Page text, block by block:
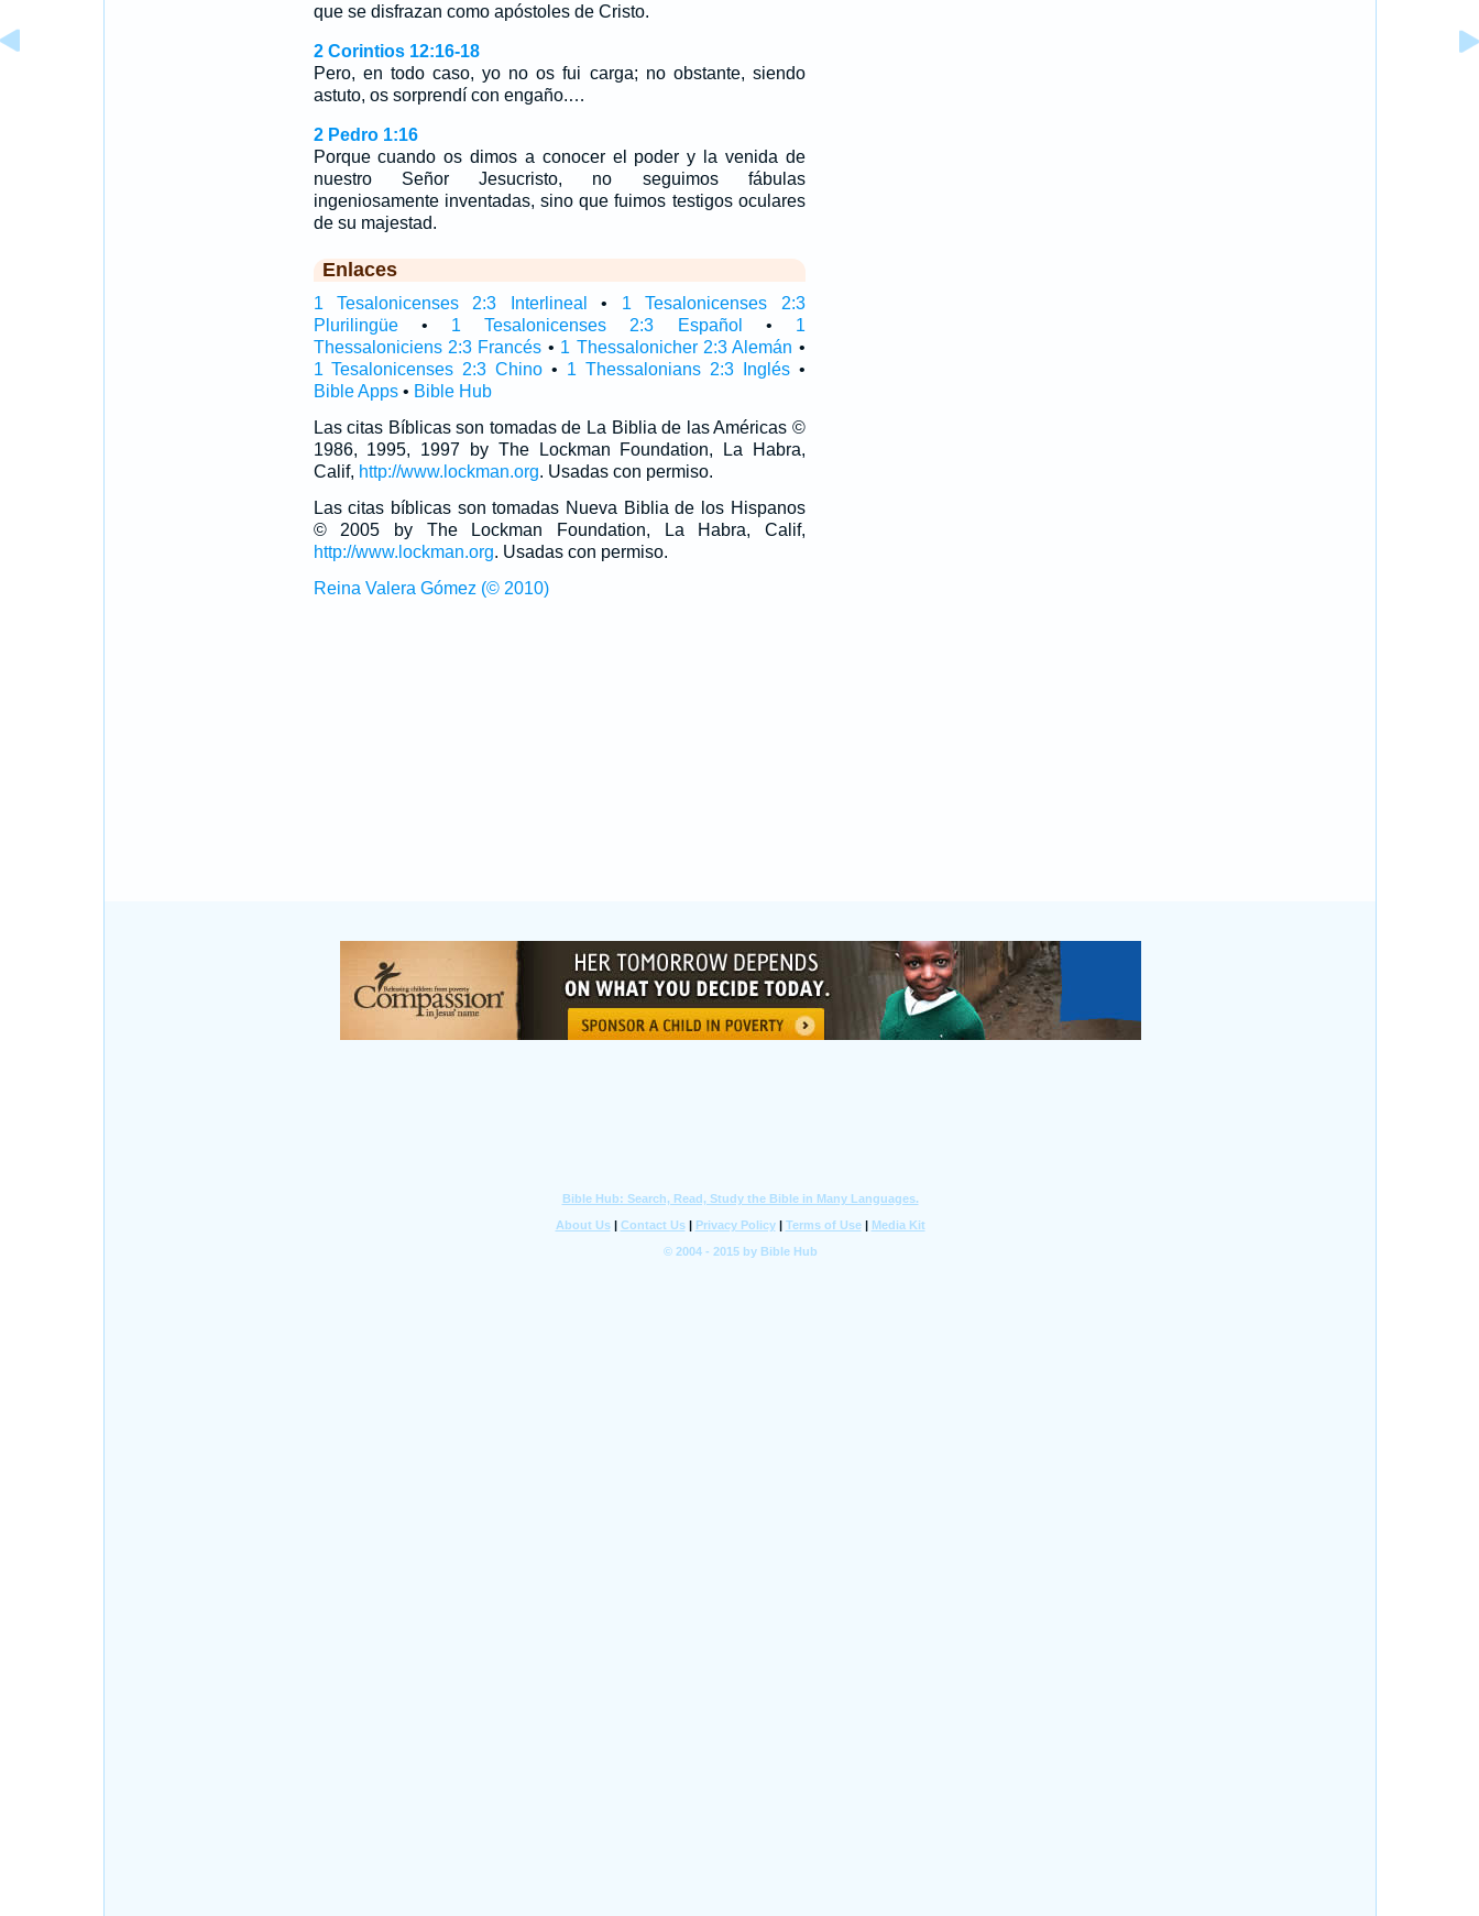
que se disfrazan como apóstoles de Cristo.
2 Corintios 12:16-18
Pero, en todo caso, yo no os fui carga; no obstante, siendo
astuto, os sorprendí con engaño.…
2 Pedro 1:16
Porque cuando os dimos a conocer el poder y la venida de
nuestro Señor Jesucristo, no seguimos fábulas
ingeniosamente inventadas, sino que fuimos testigos oculares
de su majestad.
Enlaces
1 Tesalonicenses 2:3 Interlineal • 1 Tesalonicenses 2:3
Plurilingüe• 1 Tesalonicenses 2:3 Español • 1
Thessaloniciens 2:3 Francés • 1 Thessalonicher 2:3 Alemán •
1 Tesalonicenses 2:3 Chino • 1 Thessalonians 2:3 Inglés •
Bible Apps• Bible Hub
Las citas Bíblicas son tomadas de La Biblia de las Américas ©
1986, 1995, 1997 by The Lockman Foundation, La Habra,
Calif, http://www.lockman.org. Usadas con permiso.
Las citas bíblicas son tomadas Nueva Biblia de los Hispanos
© 2005 by The Lockman Foundation, La Habra, Calif,
http://www.lockman.org. Usadas con permiso.
Reina Valera Gómez (© 2010)